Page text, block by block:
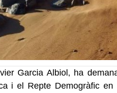
Garcia Albiol, ha
i el Repte Demogràfic en